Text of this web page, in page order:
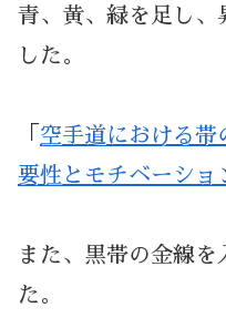
青、黄、緑を足し、
した。
「 空手道における帯
要性とモチベーショ
また、黒帯の金線を
た。